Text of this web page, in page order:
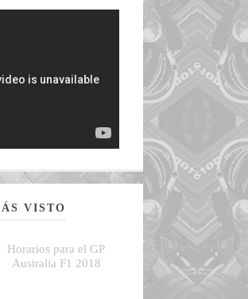
VISTO
Horarios para el GP
Australia F1 2018